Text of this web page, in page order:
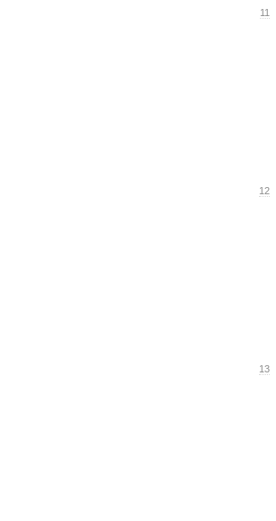
11
12
13